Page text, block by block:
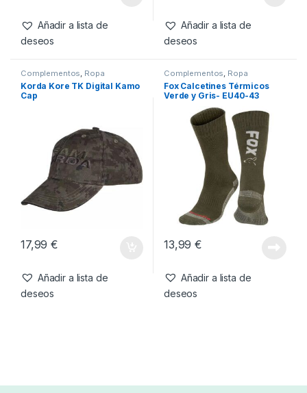
Añadir a lista de
deseos
Añadir a lista de
deseos
Complementos Ropa
Korda Kore TK Digital Kamo
Cap
17,99€
Añadir a lista de
deseos
Complementos Ropa
Fox Calcetines Térmicos
Verde y Gris- EU40-43
13,99€
Añadir a lista de
deseos